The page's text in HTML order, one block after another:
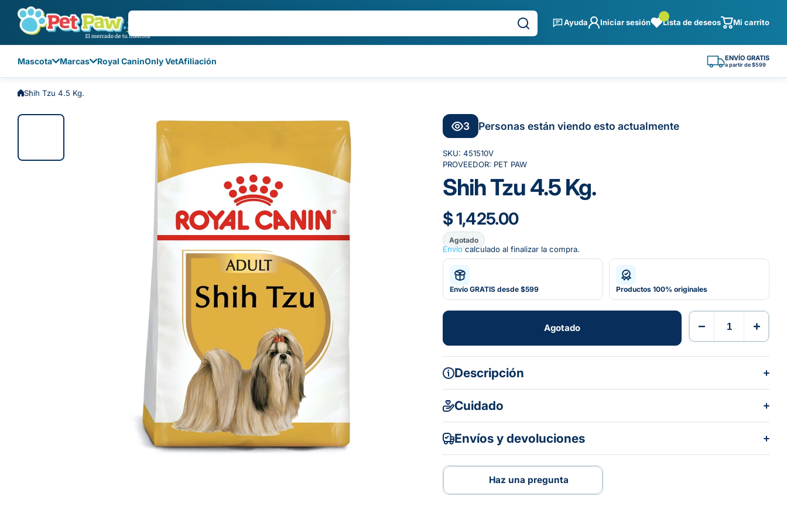
Saltar al contenido
Ayuda Iniciar sesión Lista de deseos Mi carrito
Mascota Marcas Royal CaninOnly VetAfiliación ENVÍO GRATIS
a partir de $599
Shih Tzu 4.5 Kg.
3 Personas están viendo esto actualmente
SKU: 451510V
PROVEEDOR: PET PAW
Shih Tzu 4.5 Kg.
$ 1,425.00
Agotado
Envíocalculado al finalizar la compra.
Envío GRATIS desde $599 Productos 100% originales
Agotado
− +
Descripción
Cuidado
Envíos y devoluciones
Haz una pregunta